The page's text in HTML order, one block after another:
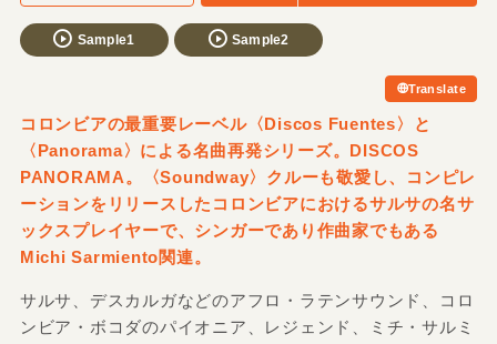
Sample1 Sample2
Translate
コロンビアの最重要レーベル〈Discos Fuentes〉と
〈Panorama〉による名曲再発シリーズ。DISCOS
PANORAMA。〈Soundway〉クルーも敬愛し、コンピレ
ーションをリリースしたコロンビアにおけるサルサの名サ
ックスプレイヤーで、シンガーであり作曲家でもある
Michi Sarmiento関連。
サルサ、デスカルガなどのアフロ・ラテンサウンド、コロ
ンビア・ボコダのパイオニア、レジェンド、ミチ・サルミ